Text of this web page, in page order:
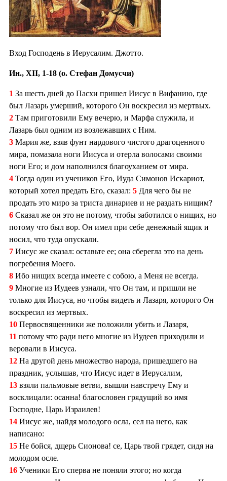
Вход Господень в Иерусалим. Джотто.
Ин., XII, 1-18 (о. Стефан Домусчи)
1 За шесть дней до Пасхи пришел Иисус в Вифанию, где
был Лазарь умерший, которого Он воскресил из мертвых.
2 Там приготовили Ему вечерю, и Марфа служила, и
Лазарь был одним из возлежавших с Ним.
3 Мария же, взяв фунт нардового чистого драгоценного
мира, помазала ноги Иисуса и отерла волосами своими
ноги Его; и дом наполнился благоуханием от мира.
4 Тогда один из учеников Его, Иуда Симонов Искариот,
который хотел предать Его, сказал: 5 Для чего бы не
продать это миро за триста динариев и не раздать нищим?
6 Сказал же он это не потому, чтобы заботился о нищих, но
потому что был вор. Он имел при себе денежный ящик и
носил, что туда опускали.
7 Иисус же сказал: оставьте ее; она сберегла это на день
погребения Моего.
8 Ибо нищих всегда имеете с собою, а Меня не всегда.
9 Многие из Иудеев узнали, что Он там, и пришли не
только для Иисуса, но чтобы видеть и Лазаря, которого Он
воскресил из мертвых.
10 Первосвященники же положили убить и Лазаря,
11 потому что ради него многие из Иудеев приходили и
веровали в Иисуса.
12 На другой день множество народа, пришедшего на
праздник, услышав, что Иисус идет в Иерусалим,
13 взяли пальмовые ветви, вышли навстречу Ему и
восклицали: осанна! благословен грядущий во имя
Господне, Царь Израилев!
14 Иисус же, найдя молодого осла, сел на него, как
написано:
15 Не бойся, дщерь Сионова! се, Царь твой грядет, сидя на
молодом осле.
16 Ученики Его сперва не поняли этого; но когда